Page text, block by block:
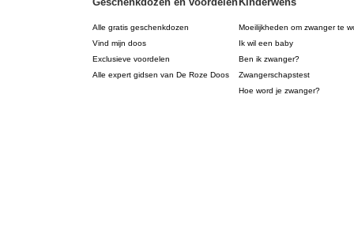
Alle gratis geschenkdozen
Vind mijn doos
Exclusieve voordelen
Alle expert gidsen van De Roze Doos
Moeilijkheden om zwanger te
Ik wil een baby
Ben ik zwanger?
Zwangerschapstest
Hoe word je zwanger?